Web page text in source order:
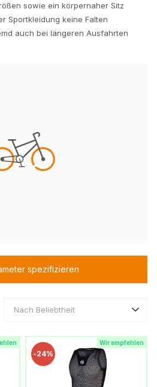
sowie ein körpernaher Sitz
Sportkleidung keine Falten
auch bei längeren Ausfahrten
spezifizieren
Nach Beliebtheit
Wir empfehlen
-24%